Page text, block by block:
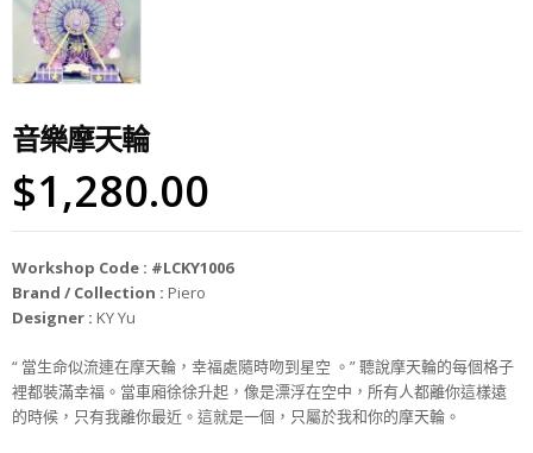
音樂摩天輪
$1,280.00
Workshop Code : #LCKY1006
Brand / Collection : Piero
Designer : KY Yu
“ 當生命似流連在摩天輪，幸福處隨時吻到星空 。” 聽說摩天輪的每個格子
裡都裝滿幸福。當車廂徐徐升起，像是漂浮在空中，所有人都離你這樣遠
的時候，只有我離你最近。這就是一個，只屬於我和你的摩天輪。